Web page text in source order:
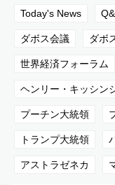
▫️トランプ元大統領な
▫️北富士演習場火災は
音楽: The Devil's Horses
サイト:https://
■日本最後の巫女twitter
■お仕事のご依頼受付
Today's News
ダボス会議 ダボ
世界経済フォーラム
ヘンリー・キッシン
プーチン大統領
トランプ大統領
アストラゼネカ